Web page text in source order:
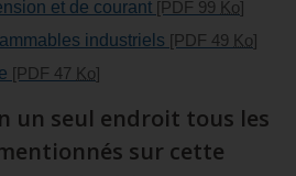
et de courant [PDF 99 Ko]
industriels [PDF 49 Ko]
[PDF 47 Ko]
un seul endroit tous les
sur cette